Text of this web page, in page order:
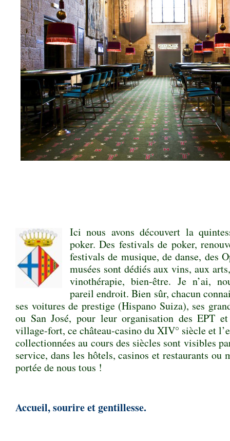
Ici nous avons découvert la
poker. Des festivals de poker,
festivals de musique, de danse, des
musées sont dédiés aux vins, aux
vinothérapie, bien-être. Je n’ai,
pareil endroit. Bien sûr, chacun
ses voitures de prestige (Hispano Suiza), ses
ou San José, pour leur organisation des EPT
village-fort, ce château-casino du XIV° siècle et
collectionnées au cours des siècles sont visibles
service, dans les hôtels, casinos et restaurants ou
portée de nous tous !
Accueil, sourire et gentillesse.